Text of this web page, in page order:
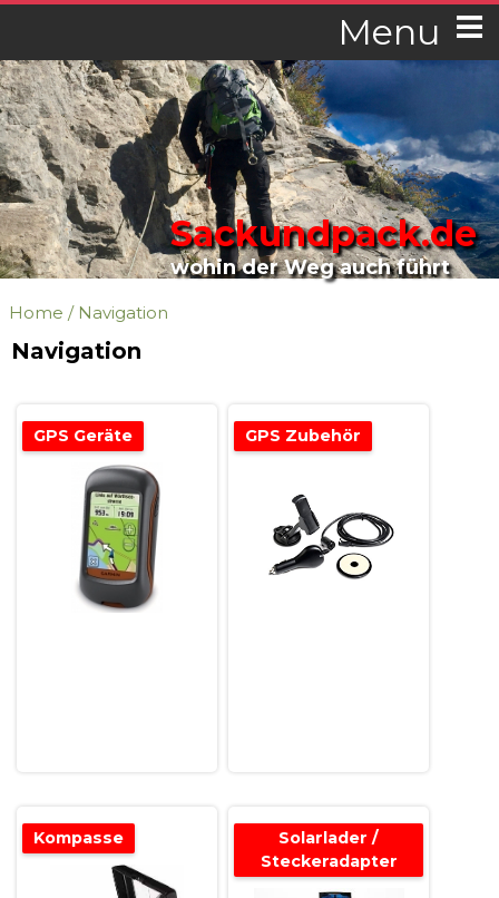
Menu
Sackundpack.de
wohin der Weg auch führt
Home / Navigation
Navigation
GPS Geräte GPS Zubehör
Kompasse
Solarlader /
Steckeradapter